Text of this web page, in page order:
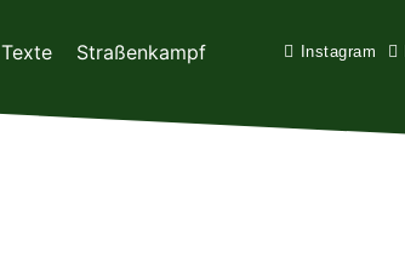
Texte Straßenkampf Instagram